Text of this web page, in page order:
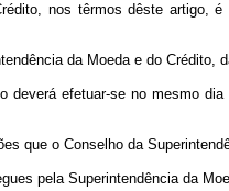
nos têrmos dêste artigo,
da Moeda e do Crédito,
efetuar-se no mesmo
que o Conselho da
pela Superintendência da